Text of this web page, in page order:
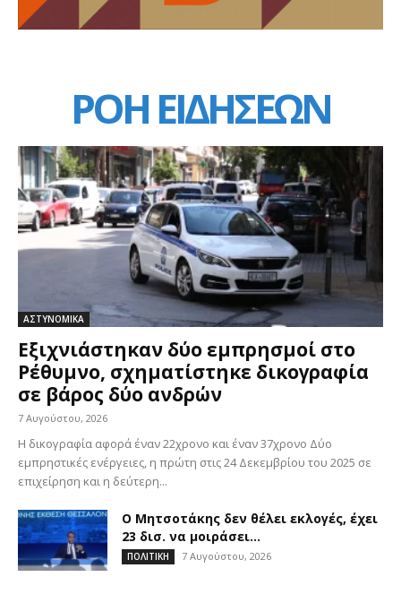
ΡΟΗ ΕΙΔΗΣΕΩΝ
ΑΣΤΥΝΟΜΙΚΑ
Εξιχνιάστηκαν δύο εμπρησμοί στο
Ρέθυμνο, σχηματίστηκε δικογραφία
σε βάρος δύο ανδρών
7 Αυγούστου, 2026
Η δικογραφία αφορά έναν 22χρονο και έναν 37χρονο Δύο
εμπρηστικές ενέργειες, η πρώτη στις 24 Δεκεμβρίου του 2025 σε
επιχείρηση και η δεύτερη...
Ο Μητσοτάκης δεν θέλει εκλογές, έχει
23 δισ. να μοιράσει…
ΠΟΛΙΤΙΚΗ 7 Αυγούστου, 2026